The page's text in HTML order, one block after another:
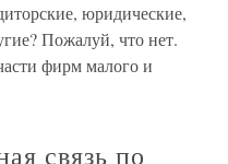
юридические,
Пожалуй, что нет.
фирм малого и
связь по